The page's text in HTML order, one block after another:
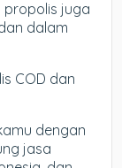
propolis juga
dalam
COD dan
dengan
jasa